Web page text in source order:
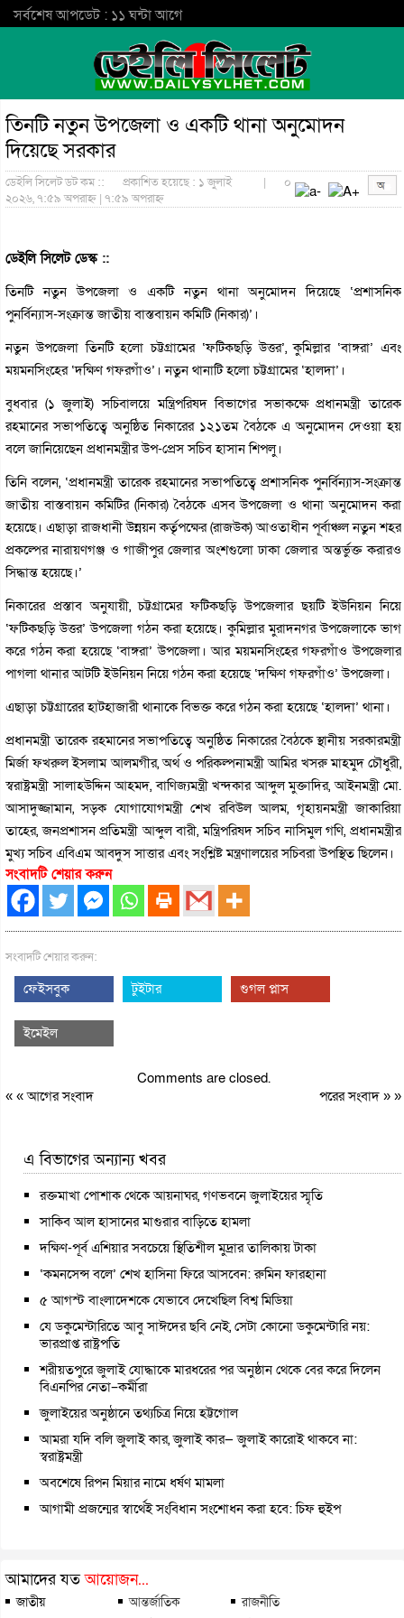
সর্বশেষ আপডেট : ১১ ঘন্টা আগে
তিনটি নতুন উপজেলা ও একটি থানা অনুমোদন
দিয়েছে সরকার
ডেইলি সিলেট ডট কম ::
প্রকাশিত হয়েছে : ১ জুলাই
২০২৬, ৭:৫৯ অপরাহ্ন | ৭:৫৯ অপরাহ্ন
| ০
ডেইলি সিলেট ডেস্ক ::
তিনটি নতুন উপজেলা ও একটি নতুন থানা অনুমোদন দিয়েছে ‘প্রশাসনিক
পুনর্বিন্যাস-সংক্রান্ত জাতীয় বাস্তবায়ন কমিটি (নিকার)’।
নতুন উপজেলা তিনটি হলো চট্টগ্রামের ‘ফটিকছড়ি উত্তর’, কুমিল্লার ‘বাঙ্গরা’ এবং
ময়মনসিংহের ‘দক্ষিণ গফরগাঁও’। নতুন থানাটি হলো চট্টগ্রামের ‘হালদা’।
বুধবার (১ জুলাই) সচিবালয়ে মন্ত্রিপরিষদ বিভাগের সভাকক্ষে প্রধানমন্ত্রী তারেক
রহমানের সভাপতিত্বে অনুষ্ঠিত নিকারের ১২১তম বৈঠকে এ অনুমোদন দেওয়া হয়
বলে জানিয়েছেন প্রধানমন্ত্রীর উপ-প্রেস সচিব হাসান শিপলু।
তিনি বলেন, ‘প্রধানমন্ত্রী তারেক রহমানের সভাপতিত্বে প্রশাসনিক পুনর্বিন্যাস-সংক্রান্ত
জাতীয় বাস্তবায়ন কমিটির (নিকার) বৈঠকে এসব উপজেলা ও থানা অনুমোদন করা
হয়েছে। এছাড়া রাজধানী উন্নয়ন কর্তৃপক্ষের (রাজউক) আওতাধীন পূর্বাঞ্চল নতুন শহর
প্রকল্পের নারায়ণগঞ্জ ও গাজীপুর জেলার অংশগুলো ঢাকা জেলার অন্তর্ভুক্ত করারও
সিদ্ধান্ত হয়েছে।’
নিকারের প্রস্তাব অনুযায়ী, চট্টগ্রামের ফটিকছড়ি উপজেলার ছয়টি ইউনিয়ন নিয়ে
‘ফটিকছড়ি উত্তর’ উপজেলা গঠন করা হয়েছে। কুমিল্লার মুরাদনগর উপজেলাকে ভাগ
করে গঠন করা হয়েছে ‘বাঙ্গরা’ উপজেলা। আর ময়মনসিংহের গফরগাঁও উপজেলার
পাগলা থানার আটটি ইউনিয়ন নিয়ে গঠন করা হয়েছে ‘দক্ষিণ গফরগাঁও’ উপজেলা।
এছাড়া চট্টগ্রারের হাটহাজারী থানাকে বিভক্ত করে গঠন করা হয়েছে ‘হালদা’ থানা।
প্রধানমন্ত্রী তারেক রহমানের সভাপতিত্বে অনুষ্ঠিত নিকারের বৈঠকে স্থানীয় সরকারমন্ত্রী
মির্জা ফখরুল ইসলাম আলমগীর, অর্থ ও পরিকল্পনামন্ত্রী আমির খসরু মাহমুদ চৌধুরী,
স্বরাষ্ট্রমন্ত্রী সালাহউদ্দিন আহমদ, বাণিজ্যমন্ত্রী খন্দকার আব্দুল মুক্তাদির, আইনমন্ত্রী মো.
আসাদুজ্জামান, সড়ক যোগাযোগমন্ত্রী শেখ রবিউল আলম, গৃহায়নমন্ত্রী জাকারিয়া
তাহের, জনপ্রশাসন প্রতিমন্ত্রী আব্দুল বারী, মন্ত্রিপরিষদ সচিব নাসিমুল গণি, প্রধানমন্ত্রীর
মুখ্য সচিব এবিএম আবদুস সাত্তার এবং সংশ্লিষ্ট মন্ত্রণালয়ের সচিবরা উপস্থিত ছিলেন।
সংবাদটি শেয়ার করুন
সংবাদটি শেয়ার করুন:
ফেইসবুক টুইটার গুগল প্লাস
ইমেইল
Comments are closed.
« «আগের সংবাদ পরের সংবাদ» »
এ বিভাগের অন্যান্য খবর
রক্তমাখা পোশাক থেকে আয়নাঘর, গণভবনে জুলাইয়ের স্মৃতি
সাকিব আল হাসানের মাগুরার বাড়িতে হামলা
দক্ষিণ-পূর্ব এশিয়ার সবচেয়ে স্থিতিশীল মুদ্রার তালিকায় টাকা
‘কমনসেন্স বলে’ শেখ হাসিনা ফিরে আসবেন: রুমিন ফারহানা
৫ আগস্ট বাংলাদেশকে যেভাবে দেখেছিল বিশ্ব মিডিয়া
যে ডকুমেন্টারিতে আবু সাঈদের ছবি নেই, সেটা কোনো ডকুমেন্টারি নয়:
ভারপ্রাপ্ত রাষ্ট্রপতি
শরীয়তপুরে জুলাই যোদ্ধাকে মারধরের পর অনুষ্ঠান থেকে বের করে দিলেন
বিএনপির নেতা–কর্মীরা
জুলাইয়ের অনুষ্ঠানে তথ্যচিত্র নিয়ে হট্টগোল
আমরা যদি বলি জুলাই কার, জুলাই কার— জুলাই কারোই থাকবে না:
স্বরাষ্ট্রমন্ত্রী
অবশেষে রিপন মিয়ার নামে ধর্ষণ মামলা
আগামী প্রজন্মের স্বার্থেই সংবিধান সংশোধন করা হবে: চিফ হুইপ
আমাদের যতআয়োজন...
জাতীয় আন্তর্জাতিক
রাজনীতি